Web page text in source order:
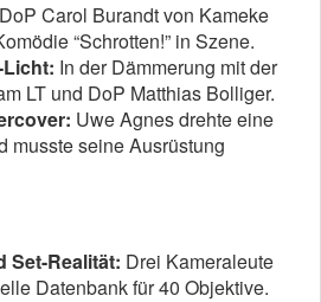
DoP Carol Burandt von Kameke
“Schrotten!” in Szene.
In der Dämmerung mit der
LT und DoP Matthias Bolliger.
Uwe Agnes drehte eine
musste seine Ausrüstung
Set-Realität: Drei Kameraleute
Datenbank für 40 Objektive.